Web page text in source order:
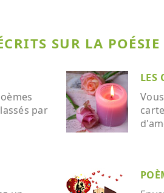
SUR LA POÉSIE
par
LES